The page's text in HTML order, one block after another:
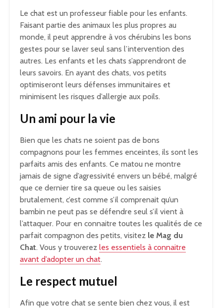
Le chat est un professeur fiable pour les enfants.
Faisant partie des animaux les plus propres au
monde, il peut apprendre à vos chérubins les bons
gestes pour se laver seul sans l’intervention des
autres. Les enfants et les chats s’apprendront de
leurs savoirs. En ayant des chats, vos petits
optimiseront leurs défenses immunitaires et
minimisent les risques d’allergie aux poils.
Un ami pour la vie
Bien que les chats ne soient pas de bons
compagnons pour les femmes enceintes, ils sont les
parfaits amis des enfants. Ce matou ne montre
jamais de signe d’agressivité envers un bébé, malgré
que ce dernier tire sa queue ou les saisies
brutalement, c’est comme s’il comprenait qu’un
bambin ne peut pas se défendre seul s’il vient à
l’attaquer. Pour en connaitre toutes les qualités de ce
parfait compagnon des petits, visitez le Mag du
Chat. Vous y trouverez les essentiels à connaitre
avant d’adopter un chat.
Le respect mutuel
Afin que votre chat se sente bien chez vous, il est